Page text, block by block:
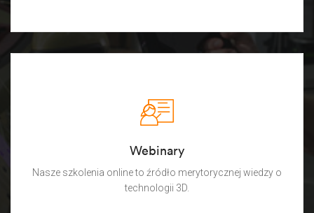
Webinary
Nasze szkolenia online to źródło merytorycznej wiedzy o
technologii 3D.